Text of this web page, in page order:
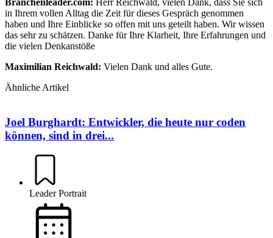
Branchenleader.com: Herr Reichwald, vielen Dank, dass Sie sich
in Ihrem vollen Alltag die Zeit für dieses Gespräch genommen
haben und Ihre Einblicke so offen mit uns geteilt haben. Wir wissen
das sehr zu schätzen. Danke für Ihre Klarheit, Ihre Erfahrungen und
die vielen Denkanstöße
Maximilian Reichwald: Vielen Dank und alles Gute.
Ähnliche Artikel
Joel Burghardt: Entwickler, die heute nur coden
können, sind in drei...
Leader Portrait